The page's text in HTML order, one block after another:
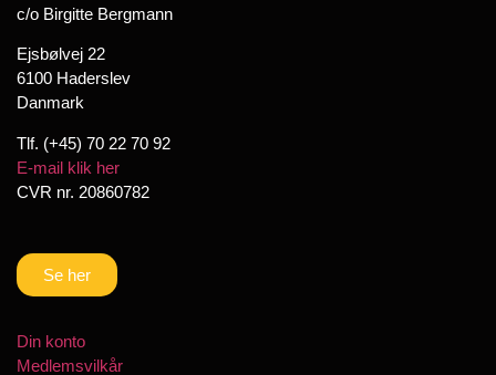
c/o Birgitte Bergmann
Ejsbølvej 22
6100 Haderslev
Danmark
Tlf. (+45) 70 22 70 92
E-mail klik her
CVR nr. 20860782
Se her
Din konto
Medlemsvilkår